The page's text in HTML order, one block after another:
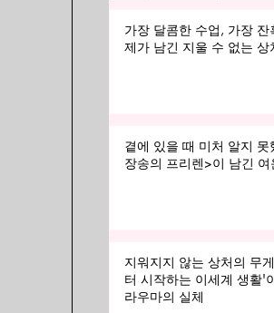
가장 달콤한 수업, 가장
제가 남긴 지울 수 없는 상
곁에 있을 때 미처 알지
장송의 프리렌>이 남긴 여
지워지지 않는 상처의 무
터 시작하는 이세계 생활'
라우마의 실체